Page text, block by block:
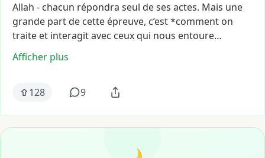
Allah - chacun répondra seul deses actes. Mais une
grande part de cette épreuve, c’est*comment on
traite et interagitavec ceux qui nous entoure…
Afficher plus
128 9